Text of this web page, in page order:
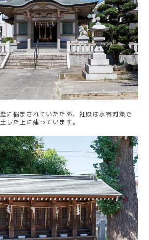
に悩まされていたため、社殿は水害対策で
した上に建っています。